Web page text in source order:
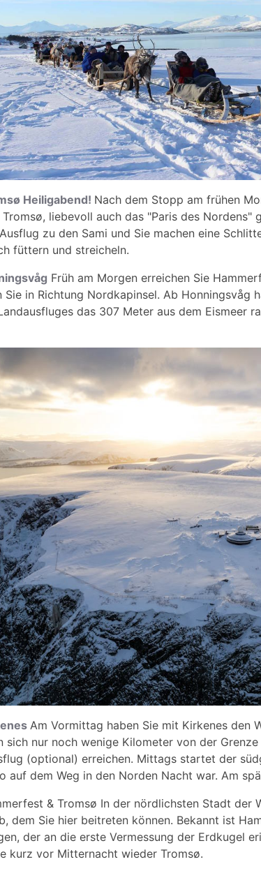
Heiligabend! Nach dem Stopp am frühen
liebevoll auch das "Paris des Nordens"
zu den Sami und Sie machen eine
füttern und streicheln.
Früh am Morgen erreichen Sie
Sie in Richtung Nordkapinsel. Ab Honningsvåg
das 307 Meter aus dem Eismeer
Am Vormittag haben Sie mit Kirkenes den
sich nur noch wenige Kilometer von der
(optional) erreichen. Mittags startet der
auf dem Weg in den Norden Nacht war. Am
& Tromsø In der nördlichsten Stadt der
dem Sie hier beitreten können. Bekannt ist
der an die erste Vermessung der Erdkugel
kurz vor Mitternacht wieder Tromsø.